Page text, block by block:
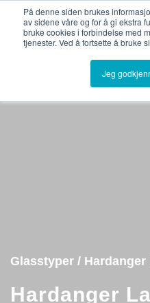
På denne siden brukes
av sidene våre og for å gi ekstra
bruke cookies i forbindelse med
tjenester. Ved å fortsette å bruke
Jeg
Glasstyper /
Hardanger